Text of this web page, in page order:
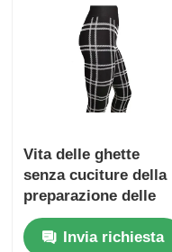
Vita delle ghette
senza cuciture della
preparazione delle
donne in bianco e
nero del plaid metà di
Invia richiesta